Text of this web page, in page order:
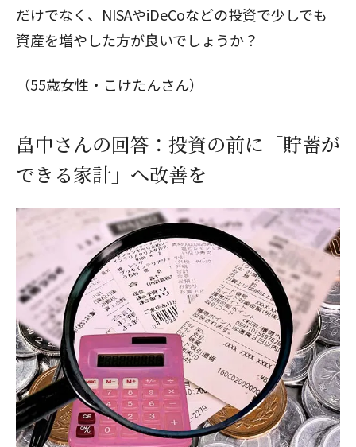
だけでなく、NISAやiDeCoなどの投資で少しでも
資産を増やした方が良いでしょうか？
（55歳女性・こけたんさん）
畠中さんの回答：投資の前に「貯蓄が
できる家計」へ改善を